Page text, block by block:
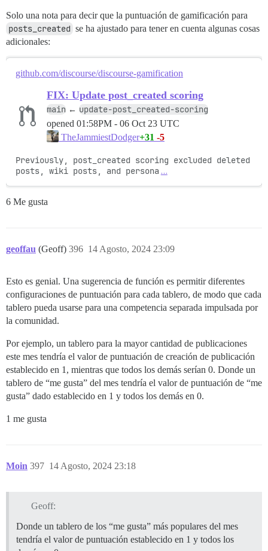
Solo una nota para decir que la puntuación de gamificación para
posts_created se ha ajustado para tener en cuenta algunas cosas
adicionales:
github.com/discourse/discourse-gamification
FIX: Update post_created scoring
main ← update-post_created-scoring
opened 01:58PM - 06 Oct 23 UTC
TheJammiestDodger+31 -5
Previously, post_created scoring excluded deleted
posts, wiki posts, and persona …
6 Me gusta
geoffau (Geoff) 14 Agosto, 2024 23:09
396
Esto es genial. Una sugerencia de función es permitir diferentes
configuraciones de puntuación para cada tablero, de modo que cada
tablero pueda usarse para una competencia separada impulsada por
la comunidad.
Por ejemplo, un tablero para la mayor cantidad de publicaciones
este mes tendría el valor de puntuación de creación de publicación
establecido en 1, mientras que todos los demás serían 0. Donde un
tablero de “me gusta” del mes tendría el valor de puntuación de “me
gusta” dado establecido en 1 y todos los demás en 0.
1 me gusta
Moin 14 Agosto, 2024 23:18
397
Geoff:
Donde un tablero de los “me gusta” más populares del mes
tendría el valor de puntuación establecido en 1 y todos los